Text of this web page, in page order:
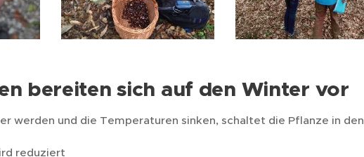
bereiten sich auf den Winter vor
werden und die Temperaturen sinken, schaltet die Pflanze in den
reduziert